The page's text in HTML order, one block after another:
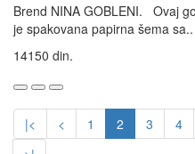
Brend NINA GOBLENI. Ovaj
je spakovana papirna šema sa..
14150 din.
|< < 1 2 3 4